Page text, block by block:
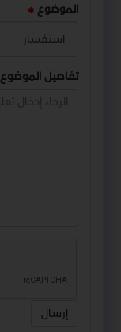
الموضوع
تفاصيل الموضوع
إرسال